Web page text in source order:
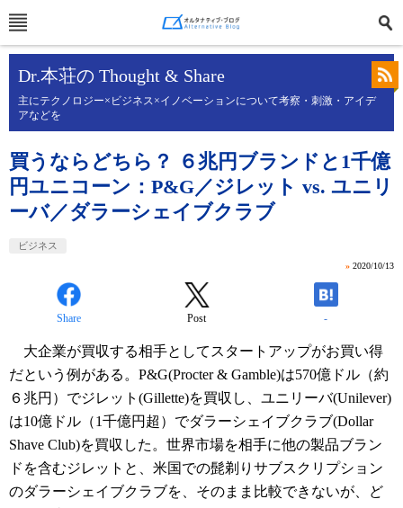
Dr.本荘の Thought & Share
主にテクノロジー×ビジネス×イノベーションについて考察・刺激・アイデ
アなどを
買うならどちら？ ６兆円ブランドと1千億
円ユニコーン：P&G／ジレット vs. ユニリ
ーバ／ダラーシェイブクラブ
ビジネス
» 2020/10/13
Share Post -
大企業が買収する相手としてスタートアップがお買い得
だという例がある。 P&G(Procter & Gamble)は570億ドル（約
６兆円 ）でジレット (Gillette)を買収し、ユニリーバ(Unilever)
は10億ドル（1千億円超） でダラーシェイブクラブ(Dollar
Shave Club)を買収した。世界市場を相手に他の製品ブラン
ドを含むジレットと、米国での髭剃りサブスクリプション
のダラーシェイブクラブを、そのまま比較できないが、ど